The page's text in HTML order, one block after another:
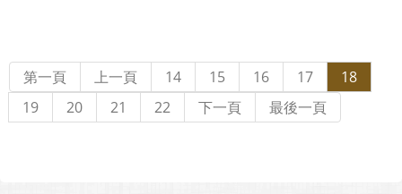
第一頁 上一頁 14 15 16 17
18
19
20 21 22 下一頁 最後一頁